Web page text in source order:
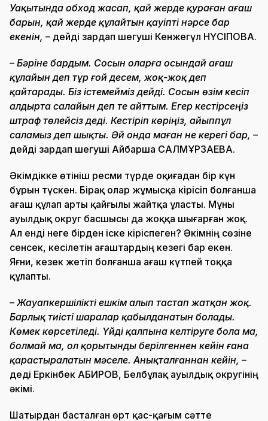
Уақытында обход жасап, қай жерде қураған ағаш
барын, қай жерде құлайтын қауіпті нәрсе бар
екенін, – дейді зардап шегуші Кенжегүл НҮСІПОВА.
– Бәріне бардым. Сосын оларға осындай ағаш
құлайын деп тұр ғой десем, жоқ-жоқ деп
қайтарады. Біз істемейміз дейді. Сосын өзім кесіп
алдырта салайын деп те айттым. Егер кестірсеңіз
штраф төлейсіз деді. Кестіріп көріңіз, айыппұл
саламыз деп шықты. Әй онда маған не керегі бар, –
дейді зардап шегуші Айбарша САЛМҰРЗАЕВА.
Әкімдікке өтініш ресми түрде оқиғадан бір күн
бұрын түскен. Бірақ олар жұмысқа кірісіп болғанша
ағаш құлап арты қайғылы жайтқа ұласты. Мұны
ауылдық округ басшысы да жоққа шығарған жоқ.
Ал енді неге бірден іске кіріспеген? Әкімнің сөзіне
сенсек, кесілетін ағаштардың кезегі бар екен.
Яғни, кезек жетіп болғанша ағаш күтпей тоққа
құлапты.
– Жауапкершілікті ешкім алып тастап жатқан жоқ.
Барлық тиісті шаралар қабылданатын болады.
Көмек көрсетіледі. Үйді қалпына келтіруге бола ма,
болмай ма, ол қорытынды берілгеннен кейін ғана
қарастыралатын мәселе. Анықталғаннан кейін, –
деді Еркінбек АБИРОВ, Белбұлақ ауылдық округінің
әкімі.
Шатырдан басталған өрт қас-қағым сәтте